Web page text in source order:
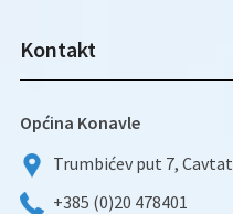
Kontakt
Općina Konavle
Trumbićev put 7, Cavtat
+385 (0)20 478401